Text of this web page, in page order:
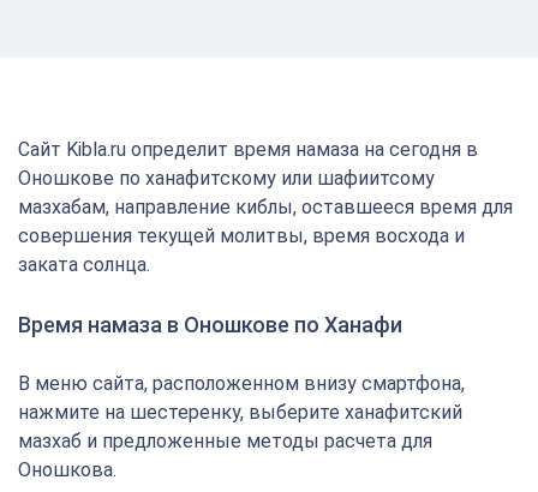
Сайт Kibla.ru определит время намаза на сегодня в
Оношкове по ханафитскому или шафиитсому
мазхабам, направление киблы, оставшееся время для
совершения текущей молитвы, время восхода и
заката солнца.
Время намаза в Оношкове по Ханафи
В меню сайта, расположенном внизу смартфона,
нажмите на шестеренку, выберите ханафитский
мазхаб и предложенные методы расчета для
Оношкова.